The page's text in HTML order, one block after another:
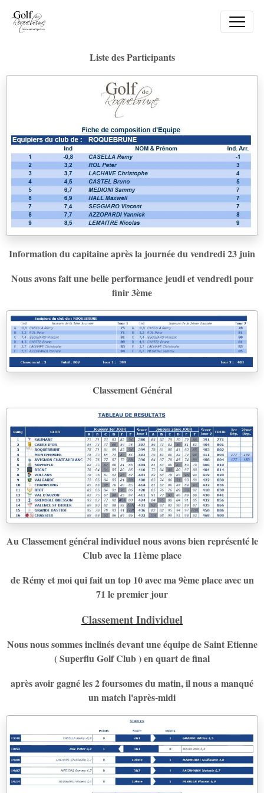
Liste des Participants
Information du capitaine après la journée du vendredi 23 juin
Nous avons fait une belle performance jeudi et vendredi pour
finir 3ème
Classement Général
Au Classement général individuel nous avons bien représenté le
Club avec la 11ème place
de Rémy et moi qui fait un top 10 avec ma 9ème place avec un
71 le premier jour
Classement Individuel
Nous nous sommes inclinés devant une équipe de Saint Etienne
( Superflu Golf Club ) en quart de final
après avoir gagné les 2 foursomes du matin, il nous a manqué
un match l'après-midi